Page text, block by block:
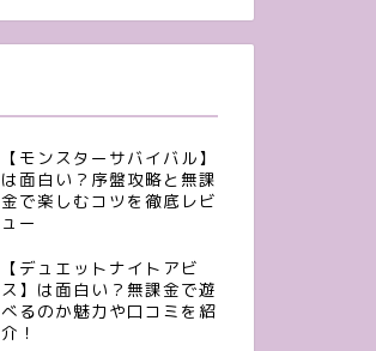
【モンスターサバイバル】
は面白い？序盤攻略と無課
金で楽しむコツを徹底レビ
ュー
【デュエットナイトアビ
ス】は面白い？無課金で遊
べるのか魅力や口コミを紹
介！